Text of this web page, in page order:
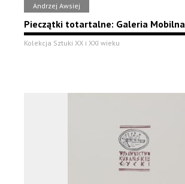
Andrzej Awsiej
Pieczątki totartalne: Galeria Mobilna
Kolekcja Sztuki XX i XXI wieku